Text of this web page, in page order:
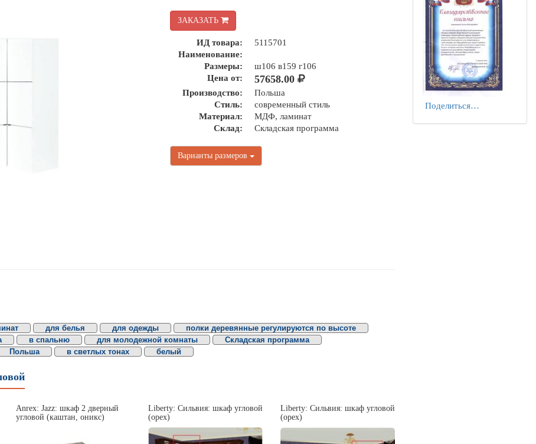
ЗАКАЗАТЬ
ИД товара:
5115701
Наименование:
Размеры:
ш106 в159 г106
Цена от:
57658.00
Производство:
Польша
Стиль:
современный стиль
Материал:
МДФ, ламинат
Склад:
Складская программа
Варианты размеров
для белья для одежды
полки деревянные регулируются по высоте
в спальню для молодежной комнаты
Складская программа
Польша в светлых тонах белый
Anrex: Jazz: шкаф 2 дверный
угловой (каштан, оникс)
Liberty: Сильвия: шкаф угловой
(орех)
Liberty: Сильвия: шкаф угловой
(орех)
Поделиться…